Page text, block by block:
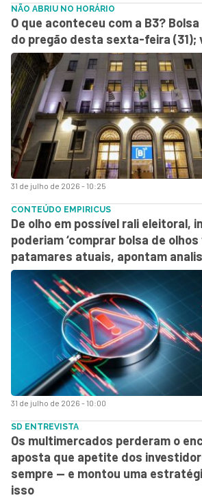
31 de julho de 2026 - 10:25
NÃO ABRIU NO HORÁRIO
O que aconteceu com a B3?
do pregão desta sexta-feira (31);
31 de julho de 2026 - 10:00
CONTEÚDO EMPIRICUS
De olho em possível rali eleitoral,
poderiam ‘comprar bolsa de olhos
patamares atuais, apontam
SD ENTREVISTA
Os multimercados perderam o
aposta que apetite dos
sempre — e montou uma
isso